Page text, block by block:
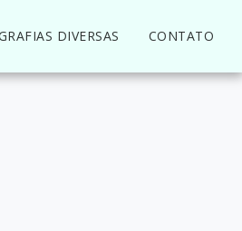
DIVERSAS CONTATO